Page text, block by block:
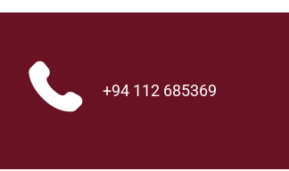
+94 112 685369